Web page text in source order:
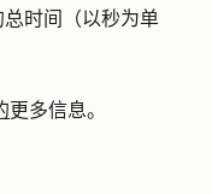
时间（以秒为单
更多信息。